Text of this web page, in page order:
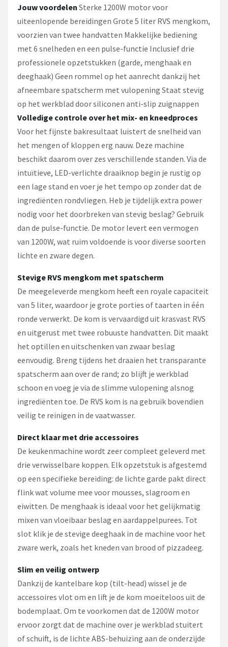
Jouw voordelen Sterke 1200W motor voor
uiteenlopende bereidingen Grote 5 liter RVS mengkom,
voorzien van twee handvatten Makkelijke bediening
met 6 snelheden en een pulse-functie Inclusief drie
professionele opzetstukken (garde, menghaak en
deeghaak) Geen rommel op het aanrecht dankzij het
afneembare spatscherm met vulopening Staat stevig
op het werkblad door siliconen anti-slip zuignappen
Volledige controle over het mix- en kneedproces
Voor het fijnste bakresultaat luistert de snelheid van
het mengen of kloppen erg nauw. Deze machine
beschikt daarom over zes verschillende standen. Via de
intuïtieve, LED-verlichte draaiknop begin je rustig op
een lage stand en voer je het tempo op zonder dat de
ingrediënten rondvliegen. Heb je tijdelijk extra power
nodig voor het doorbreken van stevig beslag? Gebruik
dan de pulse-functie. De motor levert een vermogen
van 1200W, wat ruim voldoende is voor diverse soorten
lichte en zware degen.
Stevige RVS mengkom met spatscherm
De meegeleverde mengkom heeft een royale capaciteit
van 5 liter, waardoor je grote porties of taarten in één
ronde verwerkt. De kom is vervaardigd uit krasvast RVS
en uitgerust met twee robuuste handvatten. Dit maakt
het optillen en uitschenken van zwaar beslag
eenvoudig. Breng tijdens het draaien het transparante
spatscherm aan over de rand; zo blijft je werkblad
schoon en voeg je via de slimme vulopening alsnog
ingrediënten toe. De RVS kom is na gebruik bovendien
veilig te reinigen in de vaatwasser.
Direct klaar met drie accessoires
De keukenmachine wordt zeer compleet geleverd met
drie verwisselbare koppen. Elk opzetstuk is afgestemd
op een specifieke bereiding: de lichte garde pakt direct
flink wat volume mee voor mousses, slagroom en
eiwitten. De menghaak is ideaal voor het gelijkmatig
mixen van vloeibaar beslag en aardappelpurees. Tot
slot klik je de stevige deeghaak in de machine voor het
zware werk, zoals het kneden van brood of pizzadeeg.
Slim en veilig ontwerp
Dankzij de kantelbare kop (tilt-head) wissel je de
accessoires vlot om en lift je de kom moeiteloos uit de
bodemplaat. Om te voorkomen dat de 1200W motor
ervoor zorgt dat de machine over je werkblad stuitert
of schuift, is de lichte ABS-behuizing aan de onderzijde